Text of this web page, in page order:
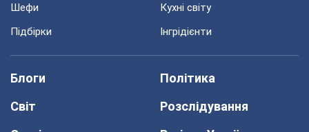
Шефи
Кухні світу
Підбірки
Інгрідієнти
Блоги
Політика
Світ
Розслідування